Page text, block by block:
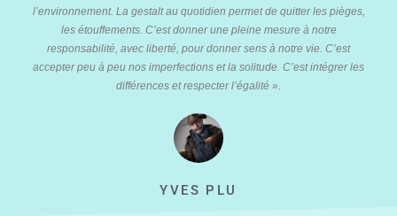
l’environnement. La gestalt au quotidien permet de quitter les pièges,
les étouffements. C’est donner une pleine mesure à notre
responsabilité, avec liberté, pour donner sens à notre vie. C’est
accepter peu à peu nos imperfections et la solitude. C’est intégrer les
différences et respecter l’égalité ».
YVES PLU